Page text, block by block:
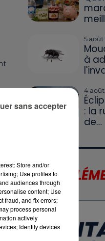
5 août
à
4
: la
de...
LE
Store and/or
Use profiles to
audiences through
content; Use
fraud, and fix errors;
process personal
actively
Identify devices
sans accepter